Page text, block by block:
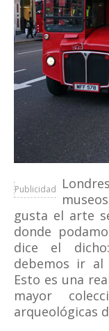
Publicidad
gusta el arte
donde
dice el
debemos ir al
Esto es una
mayor
arqueológicas